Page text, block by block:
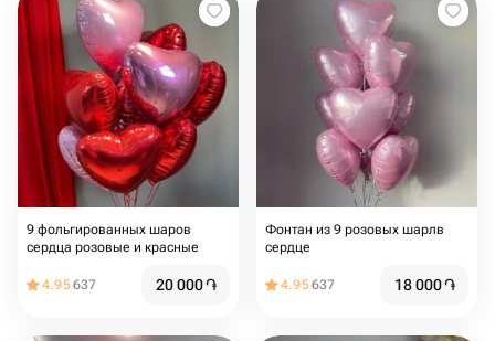
9 фольгированных шаров
сердца розовые и красные
4.95637 20 000֏
Фонтан из 9 розовых шарлв
сердце
4.95637 18 000֏